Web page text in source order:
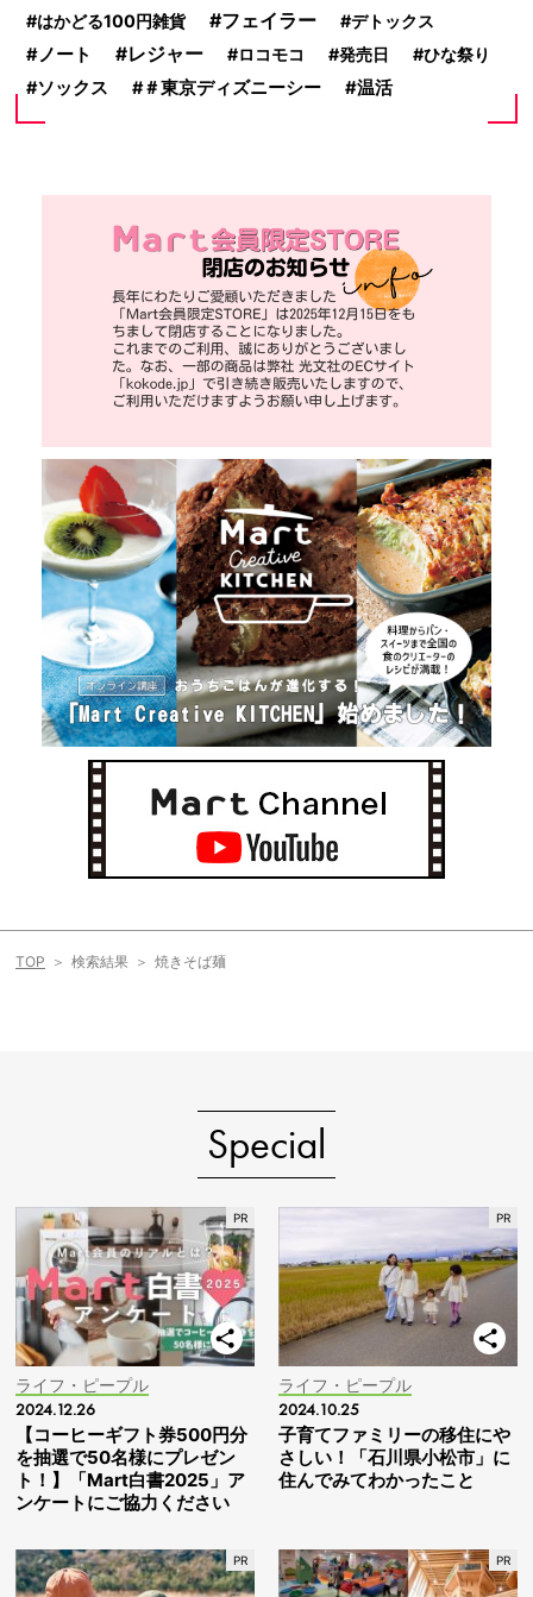
はかどる100円雑貨 フェイラー デトックス
ノート レジャー ロコモコ 発売日 ひな祭り
ソックス ＃東京ディズニーシー 温活
TOP 検索結果 焼きそば麺
Special
ライフ・ピープル
2024.12.26
【コーヒーギフト券500円分
を抽選で50名様にプレゼン
ト！】「Mart白書2025」ア
ンケートにご協力ください
ライフ・ピープル
2024.10.25
子育てファミリーの移住にや
さしい！「石川県小松市」に
住んでみてわかったこと